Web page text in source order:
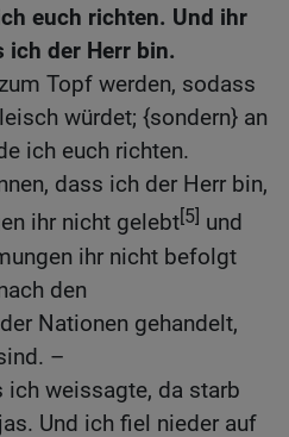
euch richten. Und ihr
ich der Herr bin.
Topf werden, sodass
würdet; {sondern} an
ich euch richten.
dass ich der Herr bin,
ihr nicht gelebt[5] und
ihr nicht befolgt
den
Nationen gehandelt,
–
ich weissagte, da starb
Und ich fiel nieder auf